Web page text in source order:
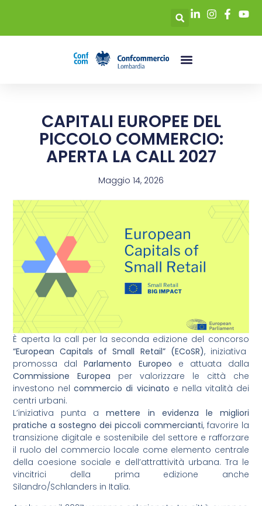
CAPITALI EUROPEE DEL
PICCOLO COMMERCIO:
APERTA LA CALL 2027
Maggio 14, 2026
È aperta la call per la seconda edizione del concorso
“European Capitals of Small Retail” (ECoSR), iniziativa
promossa dalParlamento Europeo e attuata dalla
Commissione Europea per valorizzare le città che
investono nel commercio di vicinato e nella vitalità dei
centri urbani.
L’iniziativa punta amettere in evidenza le migliori
pratiche a sostegno dei piccoli commercianti, favorire la
transizione digitale e sostenibile del settore e rafforzare
il ruolo del commercio locale come elemento centrale
della coesione sociale e dell’attrattività urbana. Tra le
vincitrici della prima edizione anche
Silandro/Schlanders in Italia.